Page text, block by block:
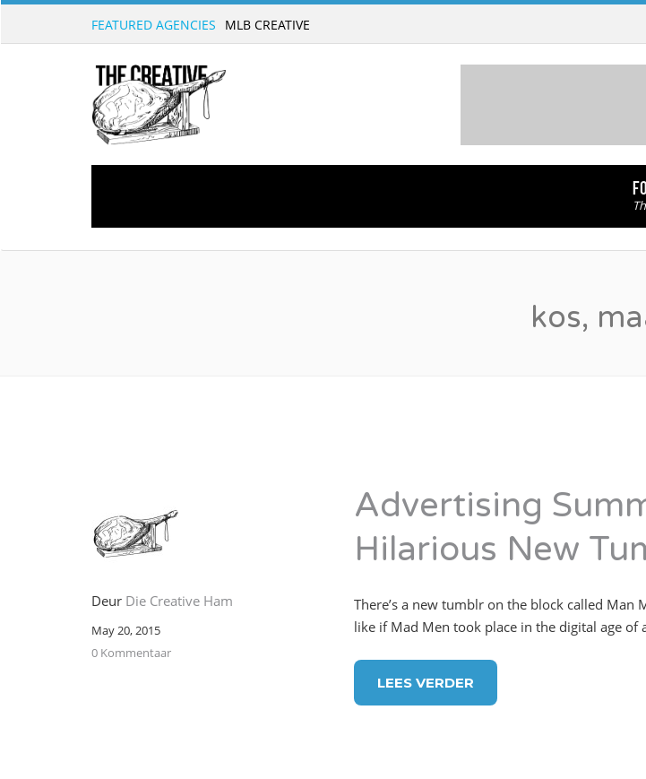
FEATURED AGENCIES
kos,
Deur Die Creative Ham
May 20, 2015
0 Kommentaar
Advertising
Hilarious New
There’s a new tumblr on the block called
like if Mad Men took place in the digital age of
LEES VERDER